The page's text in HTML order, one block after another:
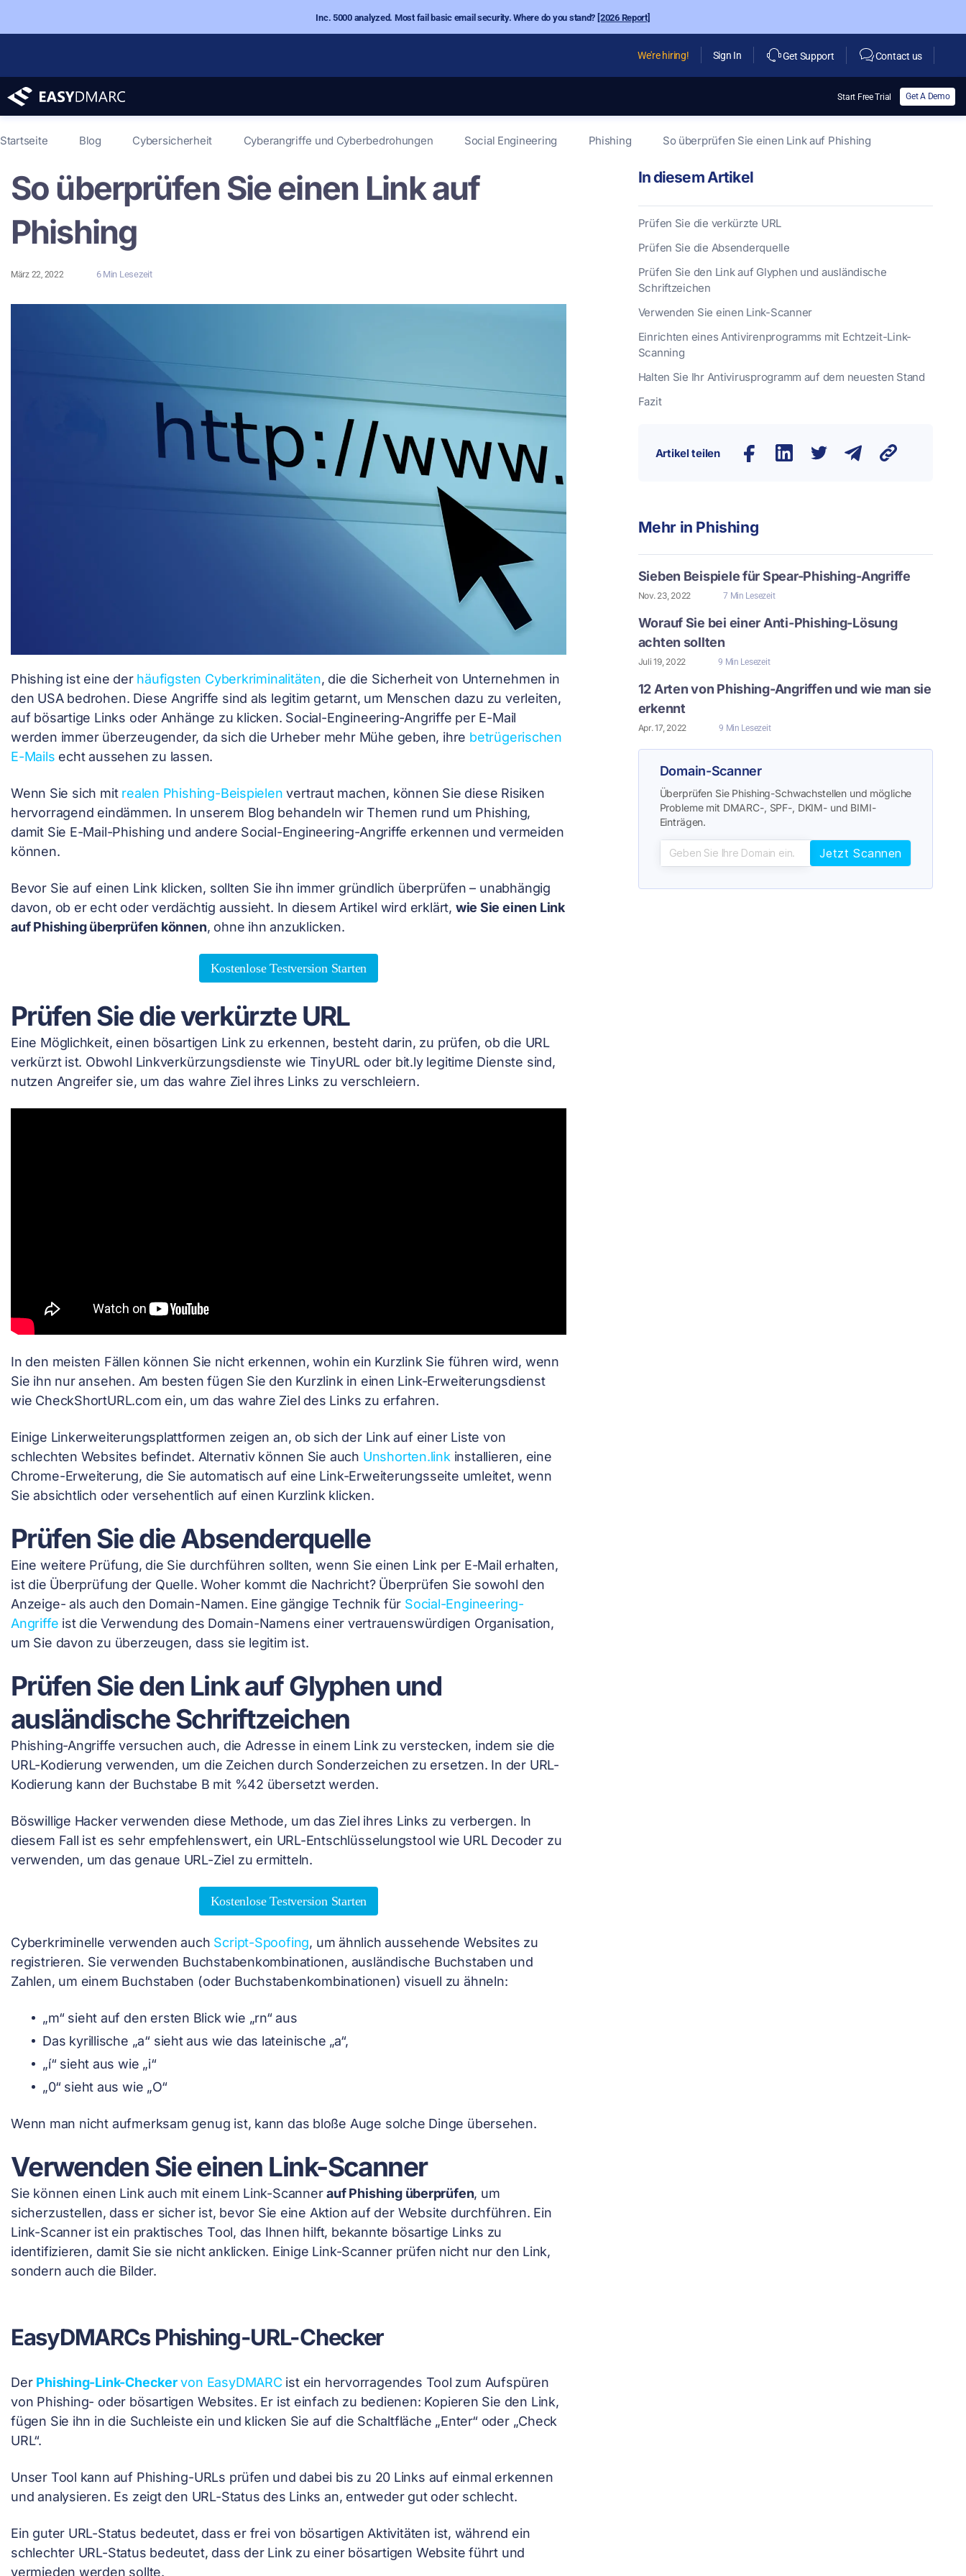
Inc. 5000 analyzed. Most fail basic email security. Where do you stand? [2026 Report]
We're hiring! Sign In Get Support Contact us
Start Free Trial Get A Demo
Startseite Blog Cybersicherheit Cyberangriffe und Cyberbedrohungen Social Engineering Phishing So überprüfen Sie einen Link auf Phishing
So überprüfen Sie einen Link auf
Phishing
März 22, 2022 6 Min Lesezeit
Phishing ist eine der häufigsten Cyberkriminalitäten, die die Sicherheit von Unternehmen in
den USA bedrohen. Diese Angriffe sind als legitim getarnt, um Menschen dazu zu verleiten,
auf bösartige Links oder Anhänge zu klicken. Social-Engineering-Angriffe per E-Mail
werden immer überzeugender, da sich die Urheber mehr Mühe geben, ihre betrügerischen
E-Mails echt aussehen zu lassen.
Wenn Sie sich mit realen Phishing-Beispielen vertraut machen, können Sie diese Risiken
hervorragend eindämmen. In unserem Blog behandeln wir Themen rund um Phishing,
damit Sie E-Mail-Phishing und andere Social-Engineering-Angriffe erkennen und vermeiden
können.
Bevor Sie auf einen Link klicken, sollten Sie ihn immer gründlich überprüfen – unabhängig
davon, ob er echt oder verdächtig aussieht. In diesem Artikel wird erklärt, wie Sie einen Link
auf Phishing überprüfen können, ohne ihn anzuklicken.
Kostenlose Testversion Starten
Prüfen Sie die verkürzte URL
Eine Möglichkeit, einen bösartigen Link zu erkennen, besteht darin, zu prüfen, ob die URL
verkürzt ist. Obwohl Linkverkürzungsdienste wie TinyURL oder bit.ly legitime Dienste sind,
nutzen Angreifer sie, um das wahre Ziel ihres Links zu verschleiern.
In den meisten Fällen können Sie nicht erkennen, wohin ein Kurzlink Sie führen wird, wenn
Sie ihn nur ansehen. Am besten fügen Sie den Kurzlink in einen Link-Erweiterungsdienst
wie CheckShortURL.com ein, um das wahre Ziel des Links zu erfahren.
Einige Linkerweiterungsplattformen zeigen an, ob sich der Link auf einer Liste von
schlechten Websites befindet. Alternativ können Sie auch Unshorten.linkinstallieren, eine
Chrome-Erweiterung, die Sie automatisch auf eine Link-Erweiterungsseite umleitet, wenn
Sie absichtlich oder versehentlich auf einen Kurzlink klicken.
Prüfen Sie die Absenderquelle
Eine weitere Prüfung, die Sie durchführen sollten, wenn Sie einen Link per E-Mail erhalten,
ist die Überprüfung der Quelle. Woher kommt die Nachricht? Überprüfen Sie sowohl den
Anzeige- als auch den Domain-Namen. Eine gängige Technik für Social-Engineering-
Angriffe ist die Verwendung des Domain-Namens einer vertrauenswürdigen Organisation,
um Sie davon zu überzeugen, dass sie legitim ist.
Prüfen Sie den Link auf Glyphen und
ausländische Schriftzeichen
Phishing-Angriffe versuchen auch, die Adresse in einem Link zu verstecken, indem sie die
URL-Kodierung verwenden, um die Zeichen durch Sonderzeichen zu ersetzen. In der URL-
Kodierung kann der Buchstabe B mit %42 übersetzt werden.
Böswillige Hacker verwenden diese Methode, um das Ziel ihres Links zu verbergen. In
diesem Fall ist es sehr empfehlenswert, ein URL-Entschlüsselungstool wie URL Decoder zu
verwenden, um das genaue URL-Ziel zu ermitteln.
Kostenlose Testversion Starten
Cyberkriminelle verwenden auch Script-Spoofing, um ähnlich aussehende Websites zu
registrieren. Sie verwenden Buchstabenkombinationen, ausländische Buchstaben und
Zahlen, um einem Buchstaben (oder Buchstabenkombinationen) visuell zu ähneln:
„m“ sieht auf den ersten Blick wie „rn“ aus
Das kyrillische „а“ sieht aus wie das lateinische „a“,
„í“ sieht aus wie „i“
„0“ sieht aus wie „O“
Wenn man nicht aufmerksam genug ist, kann das bloße Auge solche Dinge übersehen.
Verwenden Sie einen Link-Scanner
Sie können einen Link auch mit einem Link-Scannerauf Phishing überprüfen, um
sicherzustellen, dass er sicher ist, bevor Sie eine Aktion auf der Website durchführen. Ein
Link-Scanner ist ein praktisches Tool, das Ihnen hilft, bekannte bösartige Links zu
identifizieren, damit Sie sie nicht anklicken. Einige Link-Scanner prüfen nicht nur den Link,
sondern auch die Bilder.
EasyDMARCs Phishing-URL-Checker
Der Phishing-Link-Checkervon EasyDMARC ist ein hervorragendes Tool zum Aufspüren
von Phishing- oder bösartigen Websites. Er ist einfach zu bedienen: Kopieren Sie den Link,
fügen Sie ihn in die Suchleiste ein und klicken Sie auf die Schaltfläche „Enter“ oder „Check
URL“.
Unser Tool kann auf Phishing-URLs prüfen und dabei bis zu 20 Links auf einmal erkennen
und analysieren. Es zeigt den URL-Status des Links an, entweder gut oder schlecht.
Ein guter URL-Status bedeutet, dass er frei von bösartigen Aktivitäten ist, während ein
schlechter URL-Status bedeutet, dass der Link zu einer bösartigen Website führt und
vermieden werden sollte.
In diesem Artikel
Prüfen Sie die verkürzte URL
Prüfen Sie die Absenderquelle
Prüfen Sie den Link auf Glyphen und ausländische
Schriftzeichen
Verwenden Sie einen Link-Scanner
Einrichten eines Antivirenprogramms mit Echtzeit-Link-
Scanning
Halten Sie Ihr Antivirusprogramm auf dem neuesten Stand
Fazit
Artikel teilen
Mehr in Phishing
Sieben Beispiele für Spear-Phishing-Angriffe
Nov. 23, 2022 7 Min Lesezeit
Worauf Sie bei einer Anti-Phishing-Lösung
achten sollten
Juli 19, 2022 9 Min Lesezeit
12 Arten von Phishing-Angriffen und wie man sie
erkennt
Apr. 17, 2022 9 Min Lesezeit
Domain-Scanner
Überprüfen Sie Phishing-Schwachstellen und mögliche
Probleme mit DMARC-, SPF-, DKIM- und BIMI-
Einträgen.